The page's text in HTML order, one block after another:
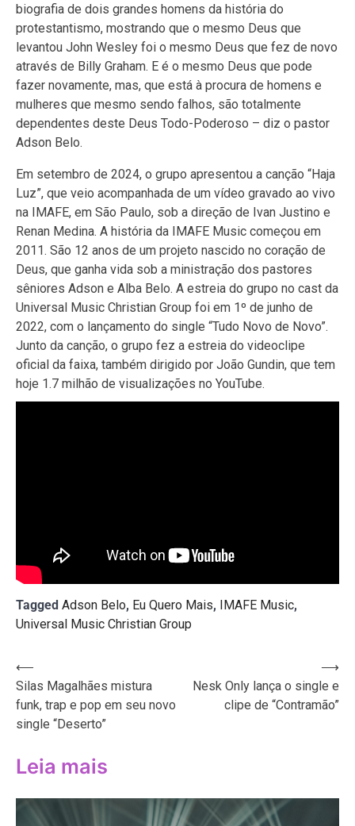
biografia de dois grandes homens da história do
protestantismo, mostrando que o mesmo Deus que
levantou John Wesley foi o mesmo Deus que fez de novo
através de Billy Graham. E é o mesmo Deus que pode
fazer novamente, mas, que está à procura de homens e
mulheres que mesmo sendo falhos, são totalmente
dependentes deste Deus Todo-Poderoso – diz o pastor
Adson Belo.
Em setembro de 2024, o grupo apresentou a canção “Haja
Luz”, que veio acompanhada de um vídeo gravado ao vivo
na IMAFE, em São Paulo, sob a direção de Ivan Justino e
Renan Medina. A história da IMAFE Music começou em
2011. São 12 anos de um projeto nascido no coração de
Deus, que ganha vida sob a ministração dos pastores
sêniores Adson e Alba Belo. A estreia do grupo no cast da
Universal Music Christian Group foi em 1º de junho de
2022, com o lançamento do single “Tudo Novo de Novo”.
Junto da canção, o grupo fez a estreia do videoclipe
oficial da faixa, também dirigido por João Gundin, que tem
hoje 1.7 milhão de visualizações no YouTube.
Tagged Adson Belo, Eu Quero Mais, IMAFE Music,
Universal Music Christian Group
Navegação
de
Post
⟵
Silas Magalhães mistura
funk, trap e pop em seu novo
single “Deserto”
Nesk Only lança o single e
clipe de “Contramão”
⟶
Leia mais